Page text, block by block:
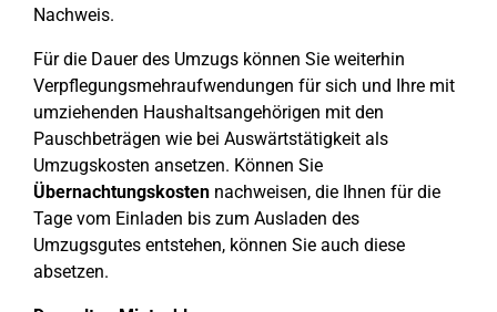
Nachweis.
Für die Dauer des Umzugs können Sie weiterhin
Verpflegungsmehraufwendungen für sich und Ihre mit
umziehenden Haushaltsangehörigen mit den
Pauschbeträgen wie bei Auswärtstätigkeit als
Umzugskosten ansetzen. Können Sie
Übernachtungskosten nachweisen, die Ihnen für die
Tage vom Einladen bis zum Ausladen des
Umzugsgutes entstehen, können Sie auch diese
absetzen.